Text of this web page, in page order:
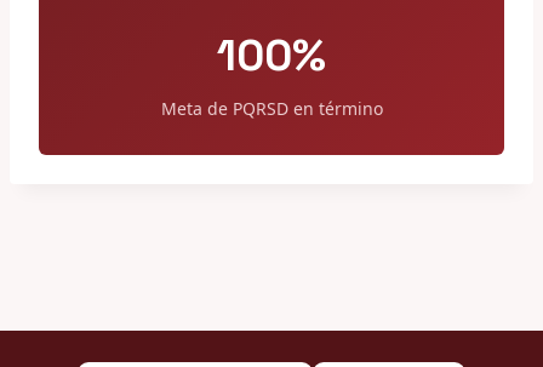
100%
Meta de PQRSD en término